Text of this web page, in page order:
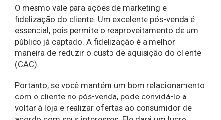
O mesmo vale para ações de marketing e
fidelização do cliente. Um excelente pós-venda é
essencial, pois permite o reaproveitamento de um
público já captado. A fidelização é a melhor
maneira de reduzir o custo de aquisição do cliente
(CAC).
Portanto, se você mantém um bom relacionamento
com o cliente no pós-venda, pode convidá-lo a
voltar à loja e realizar ofertas ao consumidor de